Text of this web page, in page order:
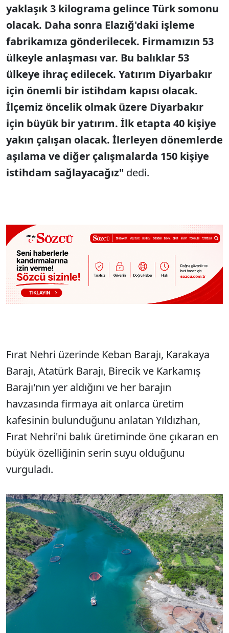
yaklaşık 3 kilograma gelince Türk somonu
olacak. Daha sonra Elazığ'daki işleme
fabrikamıza gönderilecek. Firmamızın 53
ülkeyle anlaşması var. Bu balıklar 53
ülkeye ihraç edilecek. Yatırım Diyarbakır
için önemli bir istihdam kapısı olacak.
İlçemiz öncelik olmak üzere Diyarbakır
için büyük bir yatırım. İlk etapta 40 kişiye
yakın çalışan olacak. İlerleyen dönemlerde
aşılama ve diğer çalışmalarda 150 kişiye
istihdam sağlayacağız" dedi.
Fırat Nehri üzerinde Keban Barajı, Karakaya
Barajı, Atatürk Barajı, Birecik ve Karkamış
Barajı'nın yer aldığını ve her barajın
havzasında firmaya ait onlarca üretim
kafesinin bulunduğunu anlatan Yıldızhan,
Fırat Nehri'ni balık üretiminde öne çıkaran en
büyük özelliğinin serin suyu olduğunu
vurguladı.